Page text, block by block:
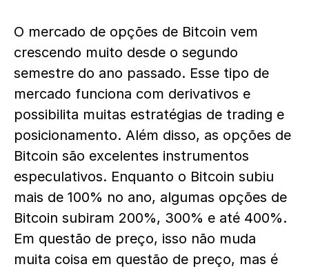
O mercado de opções de Bitcoin vem
crescendo muito desde o segundo
semestre do ano passado. Esse tipo de
mercado funciona com derivativos e
possibilita muitas estratégias de trading e
posicionamento. Além disso, as opções de
Bitcoin são excelentes instrumentos
especulativos. Enquanto o Bitcoin subiu
mais de 100% no ano, algumas opções de
Bitcoin subiram 200%, 300% e até 400%.
Em questão de preço, isso não muda
muita coisa em questão de preço, mas é